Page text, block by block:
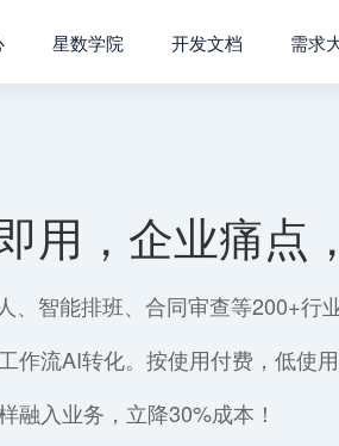
星数学院 开发文档 需求
用，企业痛点
、智能排班、合同审查等200+行
作流AI转化。按使用付费，低使
融入业务，立降30%成本！